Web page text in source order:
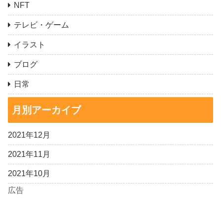
NFT
テレビ・ゲーム
イラスト
ブログ
日常
月別アーカイブ
2021年12月
2021年11月
2021年10月
広告